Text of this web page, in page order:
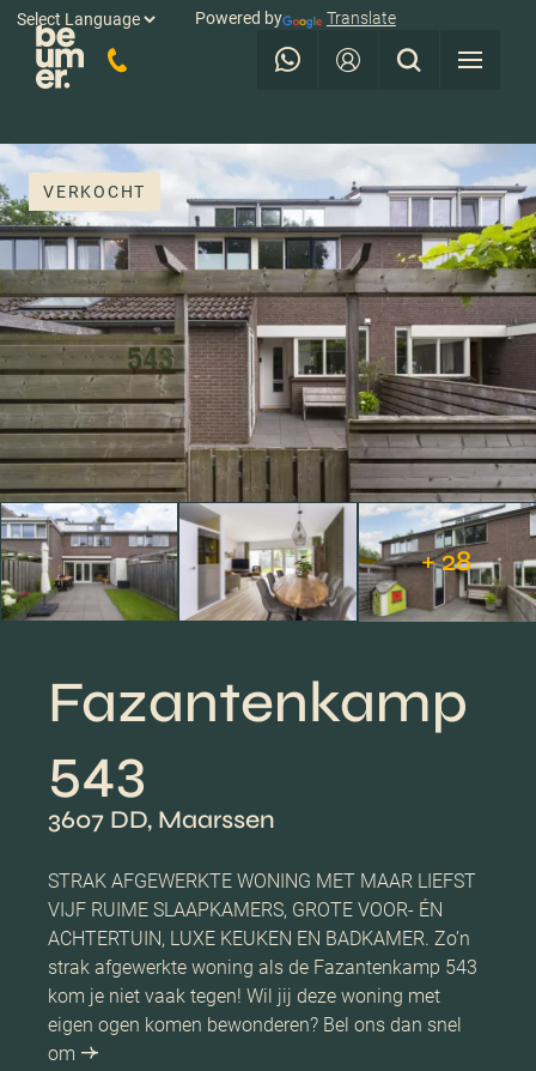
Powered by Translate
VERKOCHT
+ 28
Fazantenkamp
543
3607 DD, Maarssen
STRAK AFGEWERKTE WONING MET MAAR LIEFST
VIJF RUIME SLAAPKAMERS, GROTE VOOR- ÉN
ACHTERTUIN, LUXE KEUKEN EN BADKAMER. Zo’n
strak afgewerkte woning als de Fazantenkamp 543
kom je niet vaak tegen! Wil jij deze woning met
eigen ogen komen bewonderen? Bel ons dan snel
om